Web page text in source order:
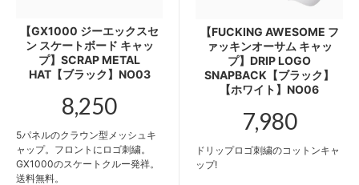
【GX1000 ジーエックスセ
ン スケートボード キャッ
プ】SCRAP METAL
HAT【ブラック】NO03
8,250
5パネルのクラウン型メッシュキ
ャップ。フロントにロゴ刺繍。
GX1000のスケートクルー発祥。
送料無料。
【FUCKING AWESOME フ
ァッキンオーサム キャッ
プ】DRIP LOGO
SNAPBACK【ブラック】
【ホワイト】NO06
7,980
ドリップロゴ刺繍のコットンキャ
ップ!